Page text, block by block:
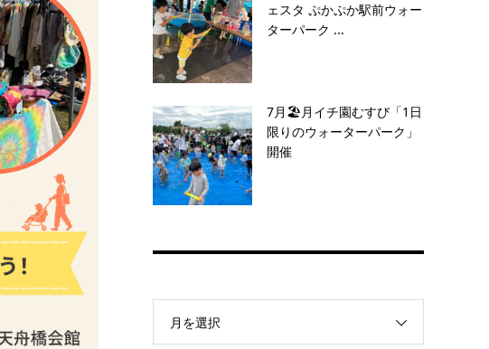
ェスタ ぷかぷか駅前ウォー
ターパーク ...
7月🏖️月イチ園むすび「1日
限りのウォーターパーク」
開催
月を選択